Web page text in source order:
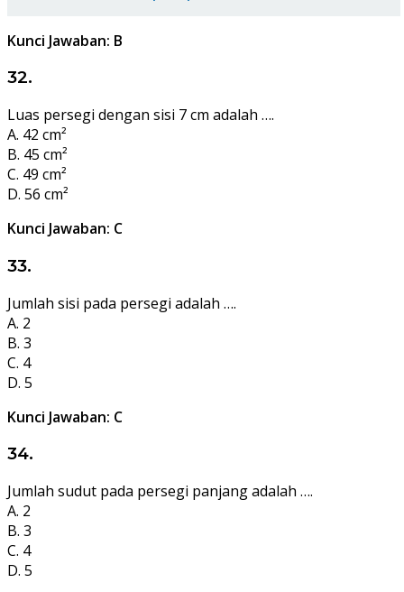
Kunci Jawaban: B
32.
Luas persegi dengan sisi 7 cm adalah ….
A. 42 cm²
B. 45 cm²
C. 49 cm²
D. 56 cm²
Kunci Jawaban: C
33.
Jumlah sisi pada persegi adalah ….
A. 2
B. 3
C. 4
D. 5
Kunci Jawaban: C
34.
Jumlah sudut pada persegi panjang adalah ….
A. 2
B. 3
C. 4
D. 5